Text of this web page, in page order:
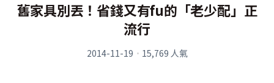
舊家具別丟！省錢又有fu的「老少配」正
流行
2014-11-19 · 15,769 人氣